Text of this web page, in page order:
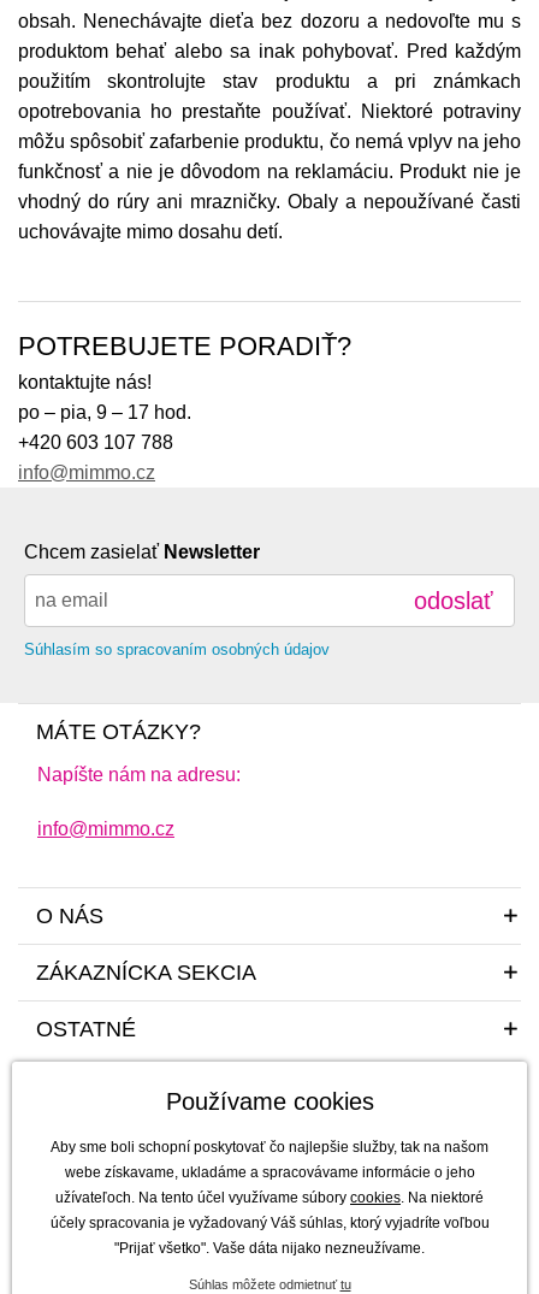
obsah. Nenechávajte dieťa bez dozoru a nedovoľte mu s
produktom behať alebo sa inak pohybovať. Pred každým
použitím skontrolujte stav produktu a pri známkach
opotrebovania ho prestaňte používať. Niektoré potraviny
môžu spôsobiť zafarbenie produktu, čo nemá vplyv na jeho
funkčnosť a nie je dôvodom na reklamáciu. Produkt nie je
vhodný do rúry ani mrazničky. Obaly a nepoužívané časti
uchovávajte mimo dosahu detí.
POTREBUJETE PORADIŤ?
kontaktujte nás!
po – pia, 9 – 17 hod.
+420 603 107 788
info@mimmo.cz
Chcem zasielať Newsletter
odoslať
Súhlasím so spracovaním osobných údajov
MÁTE OTÁZKY?
Napíšte nám na adresu:
info@mimmo.cz
O NÁS
ZÁKAZNÍCKA SEKCIA
OSTATNÉ
Sme tu pre vás a vaše deti s radosťou a mim(m)oriadnou starostlivosťou od
roku 2011
Designs, Melii a SKÅGFÄ pre ČR a Slovensko
Používame cookies
Aby sme boli schopní poskytovať čo najlepšie služby, tak na našom
webe získavame, ukladáme a spracovávame informácie o jeho
užívateľoch. Na tento účel využívame súbory cookies. Na niektoré
účely spracovania je vyžadovaný Váš súhlas, ktorý vyjadríte voľbou
"Prijať všetko". Vaše dáta nijako nezneužívame.
Súhlas môžete odmietnuťtu